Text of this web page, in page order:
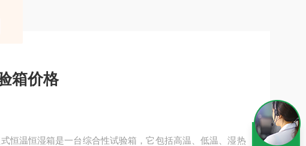
箱价格
恒温恒湿箱是一台综合性试验箱，它包括高温、低温、湿热